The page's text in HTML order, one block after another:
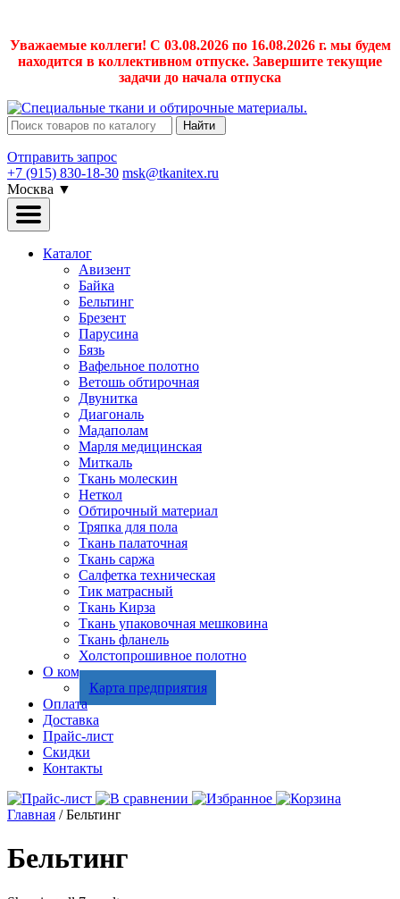
Уважаемые коллеги! С 03.08.2026 по 16.08.2026 г. мы будем
находится в коллективном отпуске. Завершите текущие
задачи до начала отпуска
Найти
Отправить запрос
+7 (915) 830-18-30 msk@tkanitex.ru
Москва ▼
Каталог
Авизент
Байка
Бельтинг
Брезент
Парусина
Бязь
Вафельное полотно
Ветошь обтирочная
Двунитка
Диагональ
Мадаполам
Марля медицинская
Миткаль
Ткань молескин
Неткол
Обтирочный материал
Тряпка для пола
Ткань палаточная
Ткань саржа
Салфетка техническая
Тик матрасный
Ткань Кирза
Ткань упаковочная мешковина
Ткань фланель
Холстопрошивное полотно
О компании
Карта предприятия
Оплата
Доставка
Прайс-лист
Скидки
Контакты
Главная / Бельтинг
Бельтинг